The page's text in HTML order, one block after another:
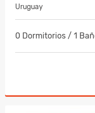
Uruguay
0 Dormitorios / 1